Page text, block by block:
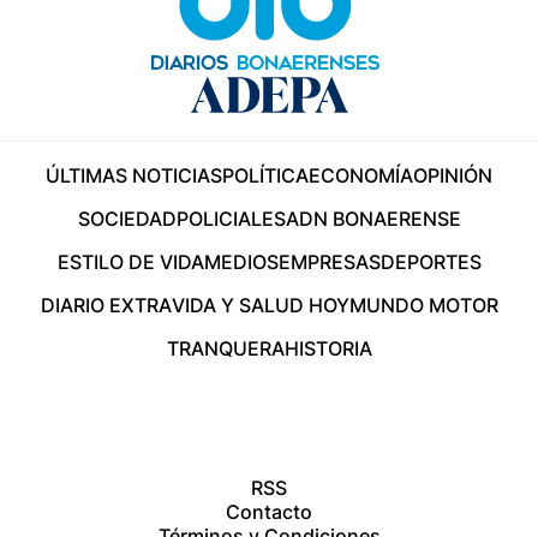
ÚLTIMAS NOTICIASPOLÍTICAECONOMÍAOPINIÓN
SOCIEDADPOLICIALESADN BONAERENSE
ESTILO DE VIDAMEDIOSEMPRESASDEPORTES
DIARIO EXTRAVIDA Y SALUD HOYMUNDO MOTOR
TRANQUERAHISTORIA
RSS
Contacto